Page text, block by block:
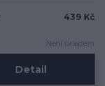
439 Kč
Není skladem
Detail